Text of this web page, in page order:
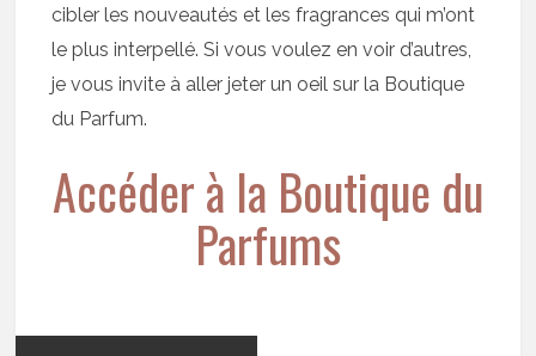
cibler les nouveautés et les fragrances qui m’ont
le plus interpellé. Si vous voulez en voir d’autres,
je vous invite à aller jeter un oeil sur la Boutique
du Parfum.
Accéder à la Boutique du
Parfums